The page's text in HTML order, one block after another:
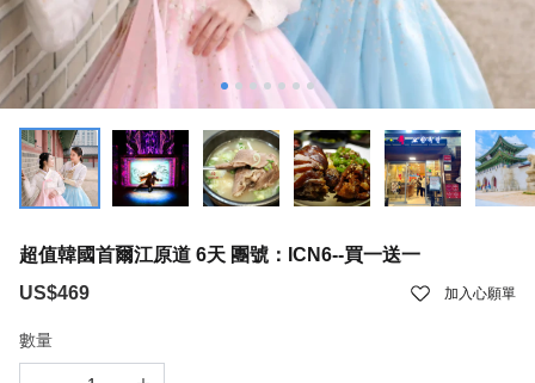
超值韓國首爾江原道 6天 團號：ICN6--買一送一
US$469
加入心願單
數量